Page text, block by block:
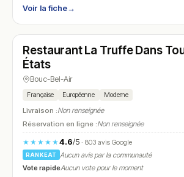
Voir la fiche→
N° 19
Restaurant La Truffe Dans
États
Bouc-Bel-Air
Française Européenne Moderne
Livraison :Non renseignée
Réservation en ligne :Non renseignée
★★★★★4.6/5· 803 avis Google
RANKEAT
Aucun avis par la communauté
Vote rapideAucun vote pour le moment